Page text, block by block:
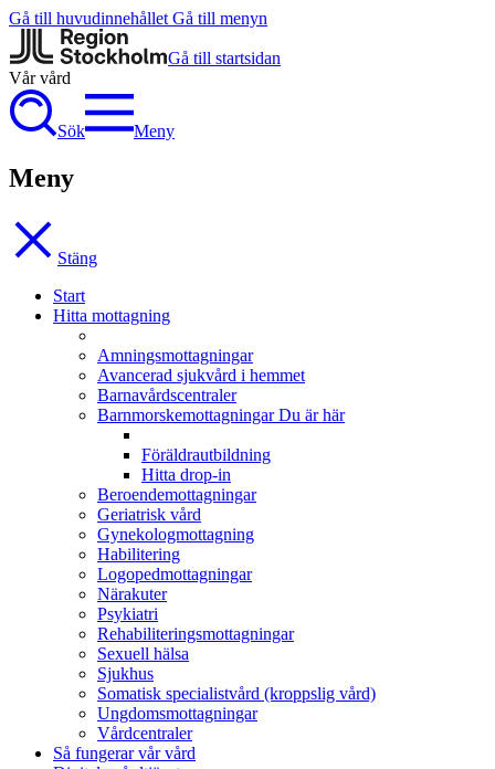
Gå till huvudinnehållet Gå till menyn
Gå till startsidan
Vår vård
Sök Meny
Meny
Stäng
Start
Hitta mottagning
Amningsmottagningar
Avancerad sjukvård i hemmet
Barnavårdscentraler
Barnmorskemottagningar Du är här
Föräldrautbildning
Hitta drop-in
Beroendemottagningar
Geriatrisk vård
Gynekologmottagning
Habilitering
Logopedmottagningar
Närakuter
Psykiatri
Rehabiliteringsmottagningar
Sexuell hälsa
Sjukhus
Somatisk specialistvård (kroppslig vård)
Ungdomsmottagningar
Vårdcentraler
Så fungerar vår vård